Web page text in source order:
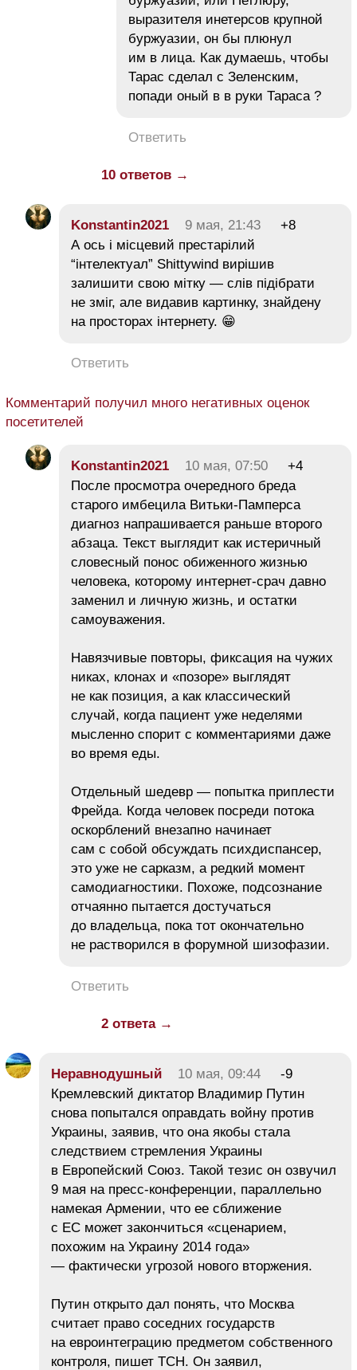
выразителя инетерсов крупной
буржуазии, он бы плюнул
им в лица. Как думаешь, чтобы
Тарас сделал с Зеленским,
попади оный в в руки Тараса ?
Ответить
10 ответов →
Konstantin2021 9 мая, 21:43
+8
А ось і місцевий престарілий
“інтелектуал” Shittywind вирішив
залишити свою мітку — слів підібрати
не зміг, але видавив картинку, знайдену
на просторах інтернету. 😁
Ответить
Комментарий получил много негативных оценок
посетителей
Konstantin2021 10 мая, 07:50
+4
После просмотра очередного бреда
старого имбецила Витьки-Памперса
диагноз напрашивается раньше второго
абзаца. Текст выглядит как истеричный
словесный понос обиженного жизнью
человека, которому интернет-срач давно
заменил и личную жизнь, и остатки
самоуважения.
Навязчивые повторы, фиксация на чужих
никах, клонах и «позоре» выглядят
не как позиция, а как классический
случай, когда пациент уже неделями
мысленно спорит с комментариями даже
во время еды.
Отдельный шедевр — попытка приплести
Фрейда. Когда человек посреди потока
оскорблений внезапно начинает
сам с собой обсуждать психдиспансер,
это уже не сарказм, а редкий момент
самодиагностики. Похоже, подсознание
отчаянно пытается достучаться
до владельца, пока тот окончательно
не растворился в форумной шизофазии.
Ответить
2 ответа →
Неравнодушный 10 мая, 09:44
-9
Кремлевский диктатор Владимир Путин
снова попытался оправдать войну против
Украины, заявив, что она якобы стала
следствием стремления Украины
в Европейский Союз. Такой тезис он озвучил
9 мая на пресс-конференции, параллельно
намекая Армении, что ее сближение
с ЕС может закончиться «сценарием,
похожим на Украину 2014 года»
— фактически угрозой нового вторжения.
Путин открыто дал понять, что Москва
считает право соседних государств
на евроинтеграцию предметом собственного
контроля, пишет ТСН. Он заявил,